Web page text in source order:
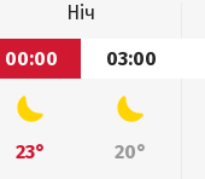
Ніч
00:00
03:00
23° 20°